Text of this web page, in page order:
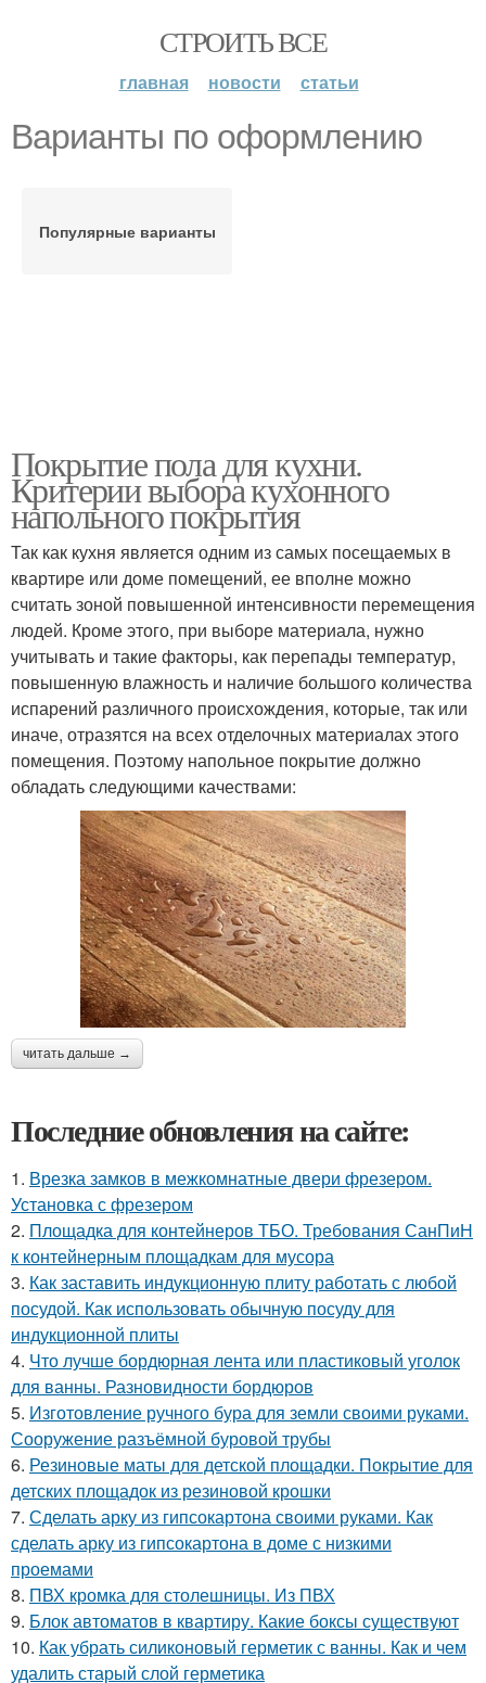
СТРОИТЬ ВСЕ
главная новости статьи
Варианты по оформлению
Популярные варианты
Покрытие пола для кухни.
Критерии выбора кухонного
напольного покрытия
Так как кухня является одним из самых посещаемых в
квартире или доме помещений, ее вполне можно
считать зоной повышенной интенсивности перемещения
людей. Кроме этого, при выборе материала, нужно
учитывать и такие факторы, как перепады температур,
повышенную влажность и наличие большого количества
испарений различного происхождения, которые, так или
иначе, отразятся на всех отделочных материалах этого
помещения. Поэтому напольное покрытие должно
обладать следующими качествами:
читать дальше →
Последние обновления на сайте:
1. Врезка замков в межкомнатные двери фрезером.
Установка с фрезером
2. Площадка для контейнеров ТБО. Требования СанПиН
к контейнерным площадкам для мусора
3. Как заставить индукционную плиту работать с любой
посудой. Как использовать обычную посуду для
индукционной плиты
4. Что лучше бордюрная лента или пластиковый уголок
для ванны. Разновидности бордюров
5. Изготовление ручного бура для земли своими руками.
Сооружение разъёмной буровой трубы
6. Резиновые маты для детской площадки. Покрытие для
детских площадок из резиновой крошки
7. Сделать арку из гипсокартона своими руками. Как
сделать арку из гипсокартона в доме с низкими
проемами
8. ПВХ кромка для столешницы. Из ПВХ
9. Блок автоматов в квартиру. Какие боксы существуют
10. Как убрать силиконовый герметик с ванны. Как и чем
удалить старый слой герметика